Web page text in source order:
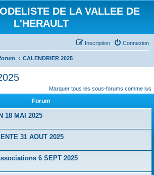
DE LA VALLEE DE
L'HERAULT
Connexion
Inscription
CALENDRIER 2025
Marquer tous les sous-forums comme lus
Forum
18 MAI 2025
31 AOUT 2025
6 SEPT 2025